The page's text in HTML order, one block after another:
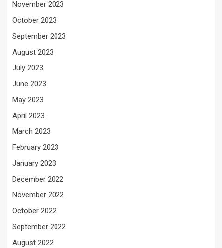
November 2023
October 2023
September 2023
August 2023
July 2023
June 2023
May 2023
April 2023
March 2023
February 2023
January 2023
December 2022
November 2022
October 2022
September 2022
August 2022